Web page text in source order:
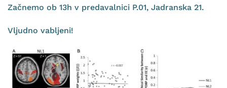
Začnemo ob 13h v predavalnici P.01, Jadranska 21.
Vljudno vabljeni!